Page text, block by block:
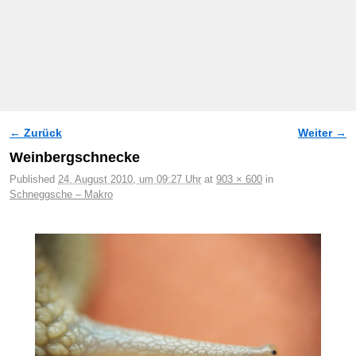
Bilder-Navigation
← Zurück Weiter →
Weinbergschnecke
Published 24. August 2010, um 09:27 Uhr at 903 × 600 in
Schneggsche – Makro